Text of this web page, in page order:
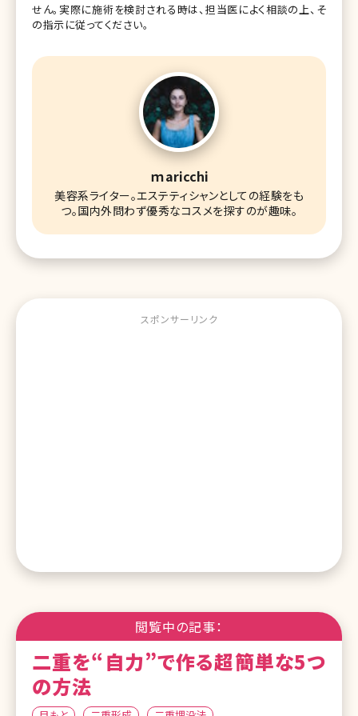
せん。実際に施術を検討される時は、担当医によく相談の上、そ
の指示に従ってください。
ｍaricchi
美容系ライター。エステティシャンとしての経験をも
つ。国内外問わず優秀なコスメを探すのが趣味。
スポンサーリンク
閲覧中の記事：
二重を“自力”で作る超簡単な5つ
の方法